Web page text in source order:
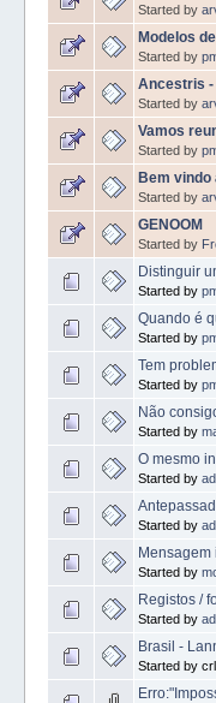
Started by
Modelos
Started by
Ancestris -
Started by
Vamos
Started by
Bem vindo
Started by
GENOOM
Started by
Distinguir
Started by
Quando é
Started by
Tem
Started by
Não
Started by
O mesmo
Started by
Started by
Mensagem
Started by
Registos /
Started by
Brasil -
Started by